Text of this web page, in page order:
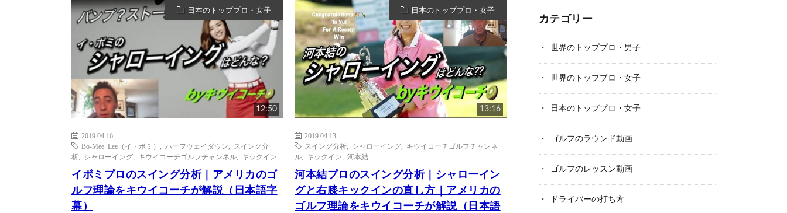
日本のトッププロ・女子
12:50
2019.04.16
Bo-Mee Lee（イ・ボミ）
ハーフウェイダウン
スイング分
析
シャローイング キウイコーチゴルフチャンネル キックイン
イボミプロのスイング分析｜アメリカのゴ
ルフ理論をキウイコーチが解説（日本語字
幕）
日本のトッププロ・女子
13:16
2019.04.13
スイング分析
シャローイング
キウイコーチゴルフチャンネ
ル
キックイン ,河本結
河本結プロのスイング分析｜シャローイン
グと右膝キックインの直し方｜アメリカの
ゴルフ理論をキウイコーチが解説（日本語
カテゴリー
世界のトッププロ・男子
世界のトッププロ・女子
日本のトッププロ・女子
ゴルフのラウンド動画
ゴルフのレッスン動画
ドライバーの打ち方